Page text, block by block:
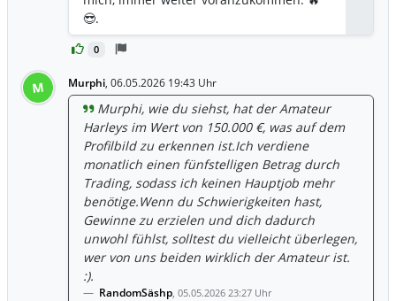
0
😎.
M Murphi, 06.05.2026 19:43 Uhr
Murphi, wie du siehst, hat der Amateur
Harleys im Wert von 150.000 €, was auf dem
Profilbild zu erkennen ist.Ich verdiene
monatlich einen fünfstelligen Betrag durch
Trading, sodass ich keinen Hauptjob mehr
benötige.Wenn du Schwierigkeiten hast,
Gewinne zu erzielen und dich dadurch
unwohl fühlst, solltest du vielleicht überlegen,
wer von uns beiden wirklich der Amateur ist.
:).
RandomSäshp, 05.05.2026 23:27 Uhr